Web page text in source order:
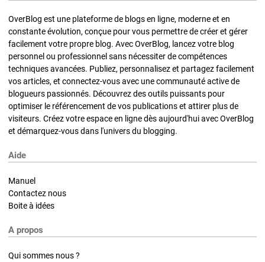
OverBlog est une plateforme de blogs en ligne, moderne et en
constante évolution, conçue pour vous permettre de créer et gérer
facilement votre propre blog. Avec OverBlog, lancez votre blog
personnel ou professionnel sans nécessiter de compétences
techniques avancées. Publiez, personnalisez et partagez facilement
vos articles, et connectez-vous avec une communauté active de
blogueurs passionnés. Découvrez des outils puissants pour
optimiser le référencement de vos publications et attirer plus de
visiteurs. Créez votre espace en ligne dès aujourd'hui avec OverBlog
et démarquez-vous dans l'univers du blogging.
Aide
Manuel
Contactez nous
Boite à idées
A propos
Qui sommes nous ?